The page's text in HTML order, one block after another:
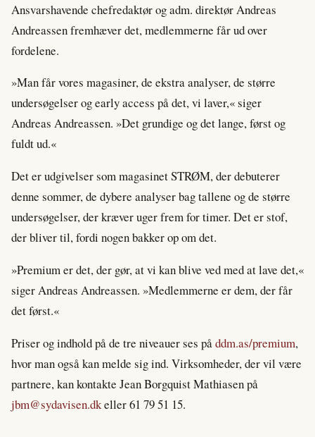
Ansvarshavende chefredaktør og adm. direktør Andreas
Andreassen fremhæver det, medlemmerne får ud over
fordelene.
»Man får vores magasiner, de ekstra analyser, de større
undersøgelser og early access på det, vi laver,« siger
Andreas Andreassen. »Det grundige og det lange, først og
fuldt ud.«
Det er udgivelser som magasinet STRØM, der debuterer
denne sommer, de dybere analyser bag tallene og de større
undersøgelser, der kræver uger frem for timer. Det er stof,
der bliver til, fordi nogen bakker op om det.
»Premium er det, der gør, at vi kan blive ved med at lave det,«
siger Andreas Andreassen. »Medlemmerne er dem, der får
det først.«
Priser og indhold på de tre niveauer ses påddm.as/premium,
hvor man også kan melde sig ind. Virksomheder, der vil være
partnere, kan kontakte Jean Borgquist Mathiasen på
jbm@sydavisen.dkeller 61 79 51 15.